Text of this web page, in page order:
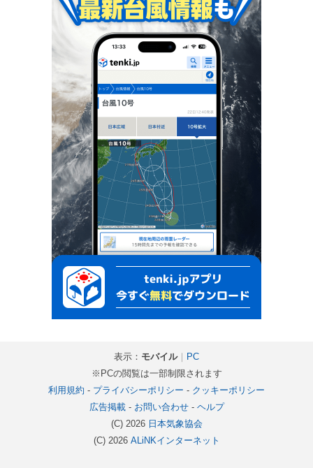
表示： モバイル｜ PC
※PCの閲覧は一部制限されます
利用規約 - プライバシーポリシー - クッキーポリシー
広告掲載- お問い合わせ- ヘルプ
(C) 2026 日本気象協会
(C) 2026 ALiNKインターネット